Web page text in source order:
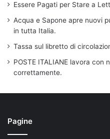
Essere Pagati per Stare a
Acqua e Sapone apre nuovi
in tutta Italia.
Tassa sul libretto di
POSTE ITALIANE lavora con
correttamente.
Pagine